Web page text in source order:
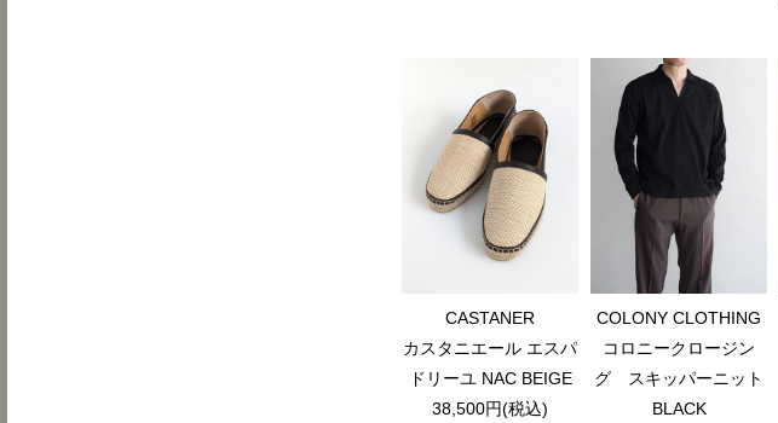
CASTANER
カスタニエール エスパ
ドリーユ NAC BEIGE
38,500円(税込)
COLONY CLOTHING
コロニークロージン
グ スキッパーニット
BLACK